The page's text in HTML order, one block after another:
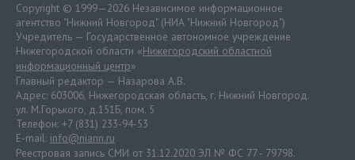
Copyright © 1999—2026 Независимое информационное
агентство "Нижний Новгород" (НИА "Нижний Новгород")
Учредитель — Государственное автономное учреждение
Нижегородской области «Нижегородский областной
информационный центр»
Главный редактор — Назарова А.В.
Адрес: 603006, Нижегородская область, г. Нижний Новгород.
ул. М.Горького, д.151Б, пом. 5
Телефон: +7 (831) 233-94-53
E-mail: info@niann.ru
Реестровая запись СМИ от 31.12.2020 ЭЛ № ФС 77 - 79798.